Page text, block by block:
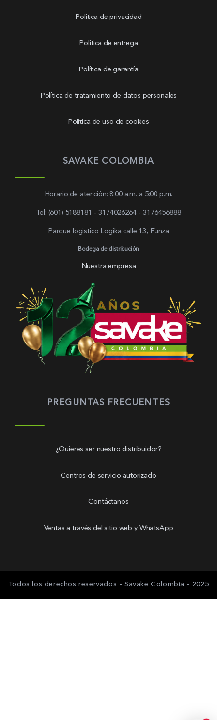
Política de privacidad
Política de entrega
Política de garantía
Política de tratamiento de datos personales
Politica de uso de cookies
SAVAKE COLOMBIA
Horario de atención: 8:00 a.m. a 5:00 p.m.
Tel: (601) 5188181 - 3174026264 - 3176456888
Parque logistíco Logika calle 13, Funza
Bodega de distribución
Nuestra empresa
PREGUNTAS FRECUENTES
¿Quieres ser nuestro distribuidor?
Centros de servicio autorizado
Contáctanos
Ventas a través del sitio web y WhatsApp
Todos los derechos reservados - Savake Colombia - 2025